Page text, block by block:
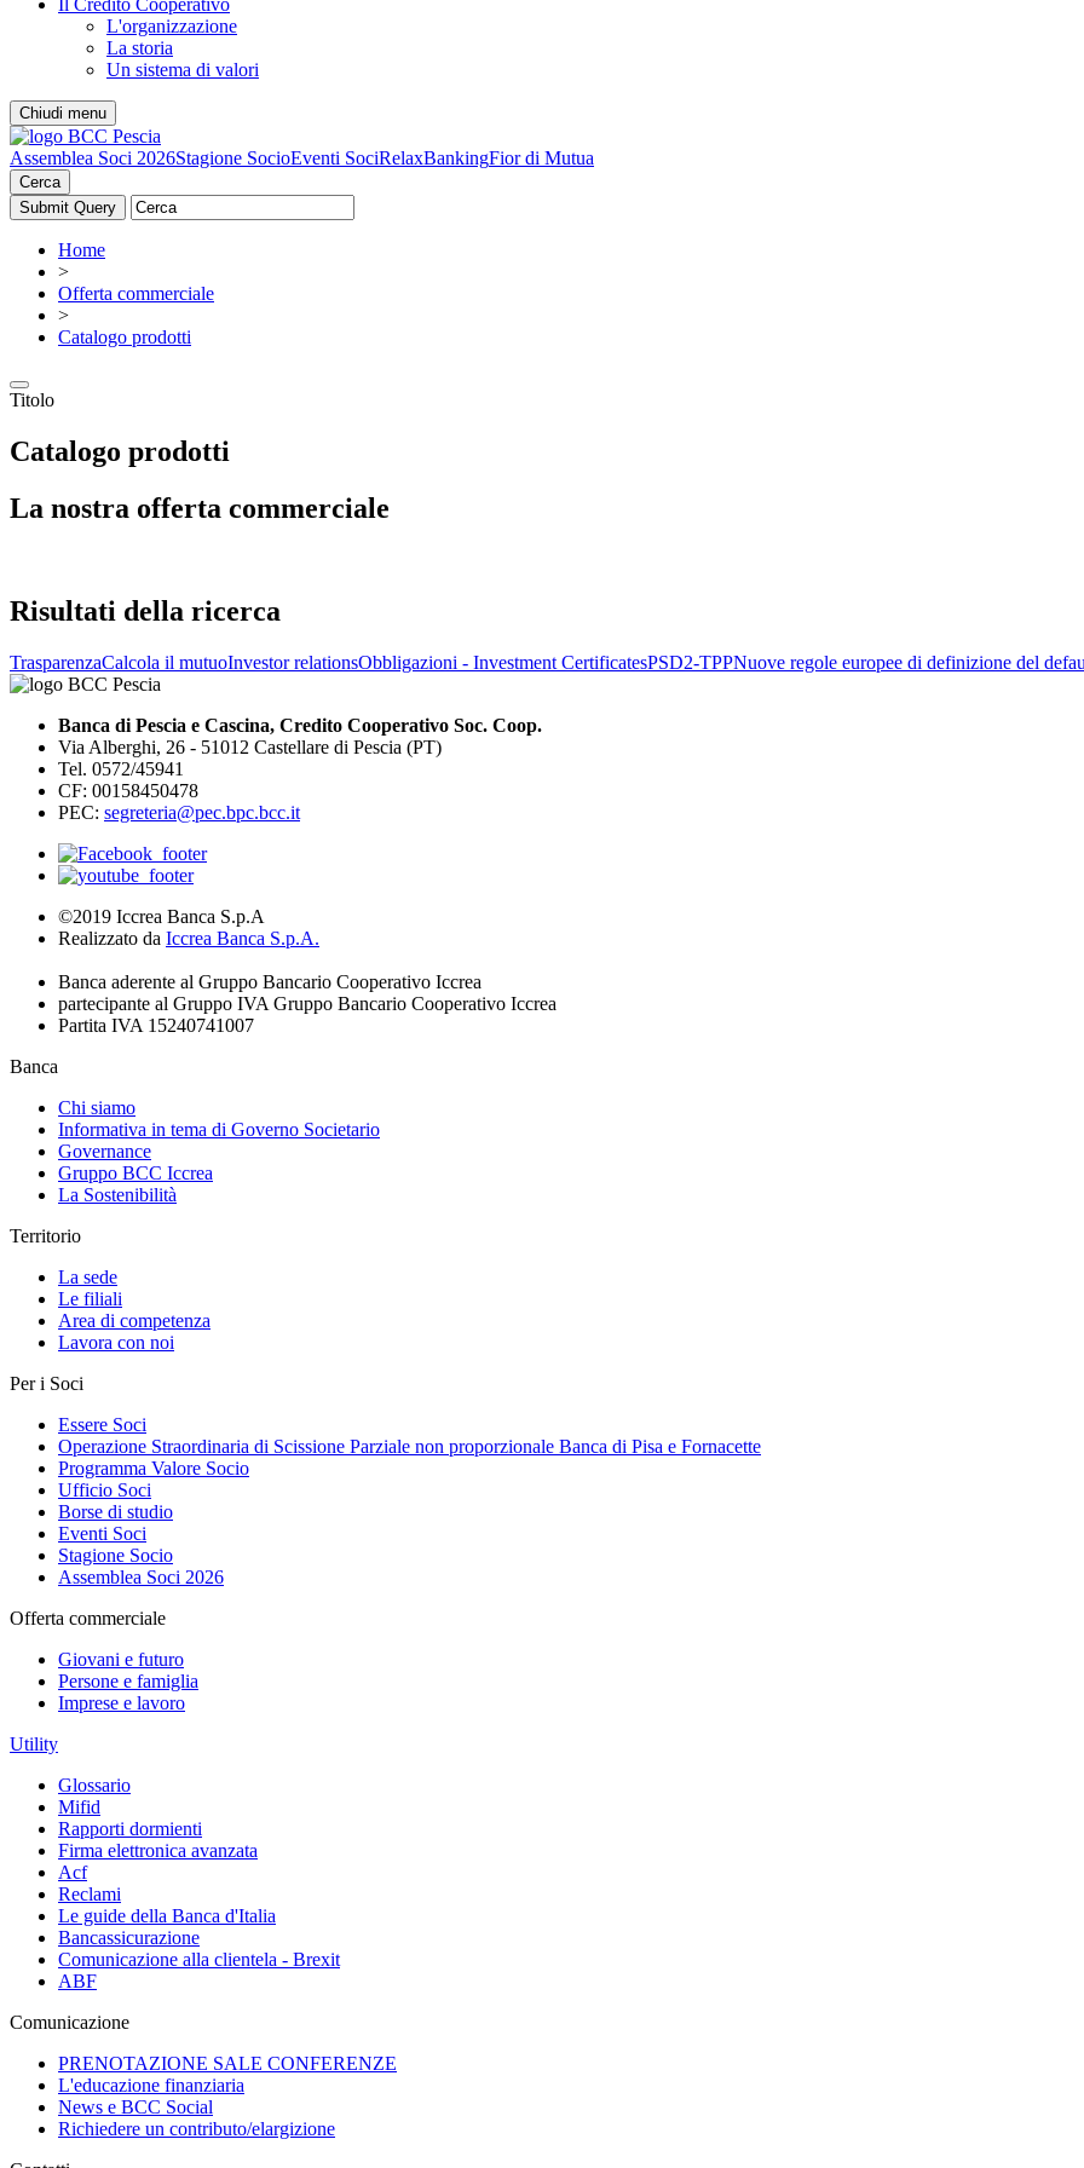
Il Credito Cooperativo
L'organizzazione
La storia
Un sistema di valori
Chiudi menu
Assemblea Soci 2026Stagione SocioEventi SociRelaxBankingFior di Mutua
Cerca
Home
>
Offerta commerciale
>
Catalogo prodotti
Titolo
Catalogo prodotti
La nostra offerta commerciale
Risultati della ricerca
TrasparenzaCalcola il mutuoInvestor relationsObbligazioni - Investment CertificatesPSD2-TPPNuove regole europee di definizione del
Banca di Pescia e Cascina, Credito Cooperativo Soc. Coop.
Via Alberghi, 26 - 51012 Castellare di Pescia (PT)
Tel. 0572/45941
CF: 00158450478
PEC: segreteria@pec.bpc.bcc.it
©2019 Iccrea Banca S.p.A
Realizzato da Iccrea Banca S.p.A.
Banca aderente al Gruppo Bancario Cooperativo Iccrea
partecipante al Gruppo IVA Gruppo Bancario Cooperativo Iccrea
Partita IVA 15240741007
Banca
Chi siamo
Informativa in tema di Governo Societario
Governance
Gruppo BCC Iccrea
La Sostenibilità
Territorio
La sede
Le filiali
Area di competenza
Lavora con noi
Per i Soci
Essere Soci
Operazione Straordinaria di Scissione Parziale non proporzionale Banca di Pisa e Fornacette
Programma Valore Socio
Ufficio Soci
Borse di studio
Eventi Soci
Stagione Socio
Assemblea Soci 2026
Offerta commerciale
Giovani e futuro
Persone e famiglia
Imprese e lavoro
Utility
Glossario
Mifid
Rapporti dormienti
Firma elettronica avanzata
Acf
Reclami
Le guide della Banca d'Italia
Bancassicurazione
Comunicazione alla clientela - Brexit
ABF
Comunicazione
PRENOTAZIONE SALE CONFERENZE
L'educazione finanziaria
News e BCC Social
Richiedere un contributo/elargizione